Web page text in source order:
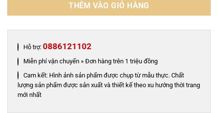
THÊM VÀO GIỎ HÀNG
Hỗ trợ: 0886121102
Miễn phí vận chuyển » Đơn hàng trên 1 triệu đồng
Cam kết: Hình ảnh sản phẩm được chụp từ mẫu thực. Chất
lượng sản phẩm được sản xuất và thiết kế theo xu hướng thời trang
mới nhất